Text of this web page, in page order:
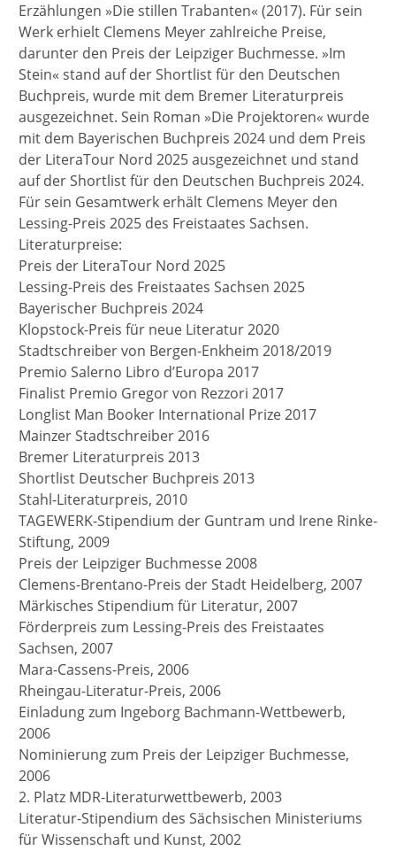
Erzählungen »Die stillen Trabanten« (2017). Für sein
Werk erhielt Clemens Meyer zahlreiche Preise,
darunter den Preis der Leipziger Buchmesse. »Im
Stein« stand auf der Shortlist für den Deutschen
Buchpreis, wurde mit dem Bremer Literaturpreis
ausgezeichnet. Sein Roman »Die Projektoren« wurde
mit dem Bayerischen Buchpreis 2024 und dem Preis
der LiteraTour Nord 2025 ausgezeichnet und stand
auf der Shortlist für den Deutschen Buchpreis 2024.
Für sein Gesamtwerk erhält Clemens Meyer den
Lessing-Preis 2025 des Freistaates Sachsen.
Literaturpreise:
Preis der LiteraTour Nord 2025
Lessing-Preis des Freistaates Sachsen 2025
Bayerischer Buchpreis 2024
Klopstock-Preis für neue Literatur 2020
Stadtschreiber von Bergen-Enkheim 2018/2019
Premio Salerno Libro d’Europa 2017
Finalist Premio Gregor von Rezzori 2017
Longlist Man Booker International Prize 2017
Mainzer Stadtschreiber 2016
Bremer Literaturpreis 2013
Shortlist Deutscher Buchpreis 2013
Stahl-Literaturpreis, 2010
TAGEWERK-Stipendium der Guntram und Irene Rinke-
Stiftung, 2009
Preis der Leipziger Buchmesse 2008
Clemens-Brentano-Preis der Stadt Heidelberg, 2007
Märkisches Stipendium für Literatur, 2007
Förderpreis zum Lessing-Preis des Freistaates
Sachsen, 2007
Mara-Cassens-Preis, 2006
Rheingau-Literatur-Preis, 2006
Einladung zum Ingeborg Bachmann-Wettbewerb,
2006
Nominierung zum Preis der Leipziger Buchmesse,
2006
2. Platz MDR-Literaturwettbewerb, 2003
Literatur-Stipendium des Sächsischen Ministeriums
für Wissenschaft und Kunst, 2002